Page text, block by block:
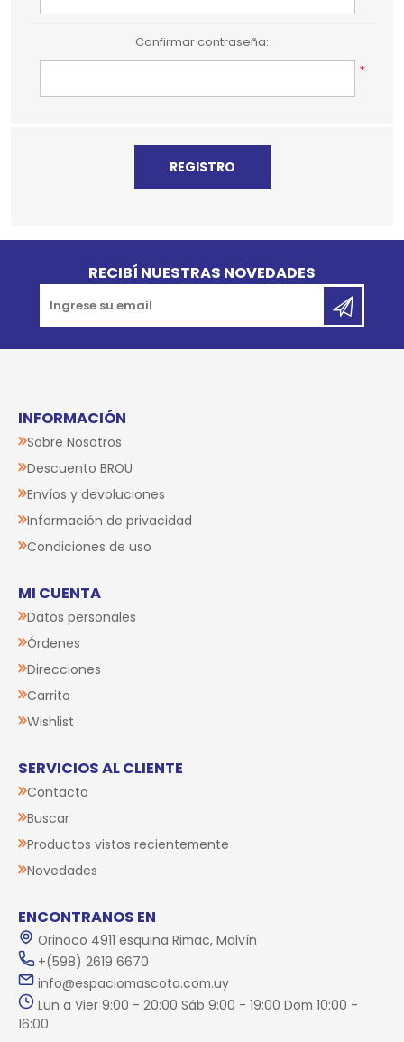
Confirmar contraseña:
*
RECIBÍ NUESTRAS NOVEDADES
INFORMACIÓN
Sobre Nosotros
Descuento BROU
Envíos y devoluciones
Información de privacidad
Condiciones de uso
MI CUENTA
Datos personales
Órdenes
Direcciones
Carrito
Wishlist
SERVICIOS AL CLIENTE
Contacto
Buscar
Productos vistos recientemente
Novedades
ENCONTRANOS EN
Orinoco 4911 esquina Rimac, Malvín
+(598) 2619 6670
info@espaciomascota.com.uy
Lun a Vier 9:00 - 20:00 Sáb 9:00 - 19:00 Dom 10:00 -
16:00